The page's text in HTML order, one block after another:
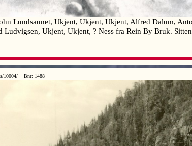
Lundsaunet, Ukjent, Ukjent, Ukjent, Alfred Dalum,
Ukjent, Ukjent, ? Ness fra Rein By Bruk.
10004/ Bnr: 1488